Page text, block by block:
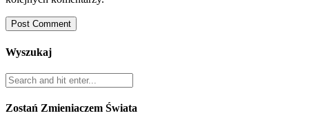
Wyszukaj
Zostań Zmieniaczem Świata